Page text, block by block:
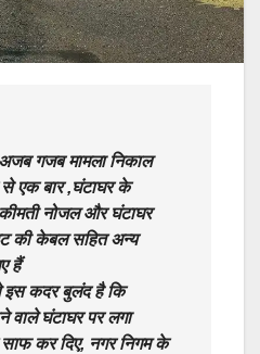
गजब मामला निकाल
एक बार ,घंटाघर के
कीमती नोजल और घंटाघर
की केबल सहित अन्य
हैं
इस कदर बुलंद है कि
वाले घंटाघर पर लगा
साफ कर दिए, नगर निगम के